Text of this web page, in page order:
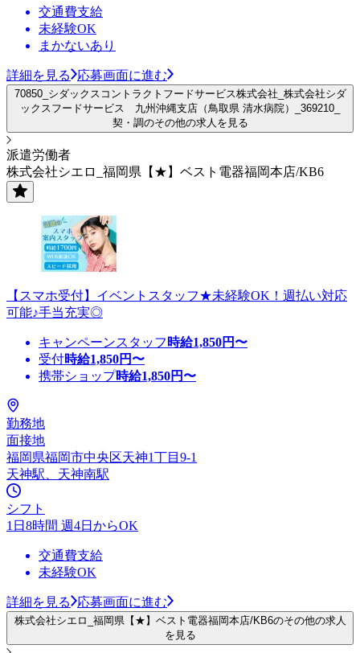
交通費支給
未経験OK
まかないあり
詳細を見る 応募画面に進む
70850_シダックスコントラクトフードサービス株式会社_株式会社シダ
ックスフードサービス 九州沖縄支店（鳥取県 清水病院）_369210_
契・調のその他の求人を見る
派遣労働者
株式会社シエロ_福岡県【★】ベスト電器福岡本店/KB6
【スマホ受付】イベントスタッフ★未経験OK！週払い対応
可能♪手当充実◎
キャンペーンスタッフ 時給1,850円〜
受付時給1,850円〜
携帯ショップ時給1,850円〜
勤務地
面接地
福岡県福岡市中央区天神1丁目9-1
天神駅、天神南駅
シフト
1日8時間 週4日からOK
交通費支給
未経験OK
詳細を見る 応募画面に進む
株式会社シエロ_福岡県【★】ベスト電器福岡本店/KB6のその他の求人
を見る